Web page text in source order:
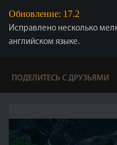
Обновление: 17.2
Исправлено несколько
английском языке.
ПОДЕЛИТЕСЬ С ДРУЗЬЯМИ